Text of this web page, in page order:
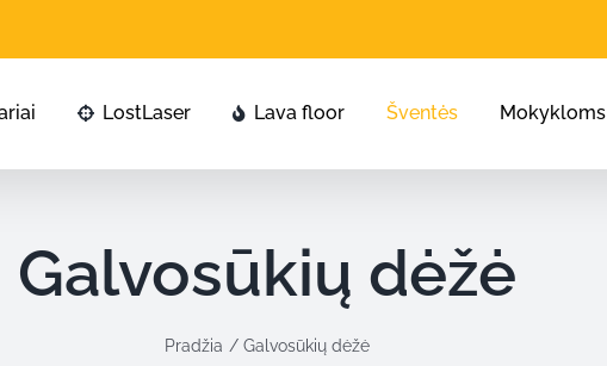
LostLaser Lava floor Šventės Mokykloms
Galvosūkių dėžė
Pradžia Galvosūkių dėžė